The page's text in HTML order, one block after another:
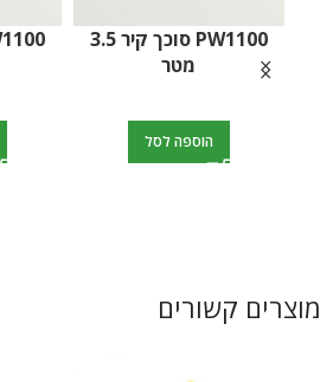
מטר
מוצרים קשורים